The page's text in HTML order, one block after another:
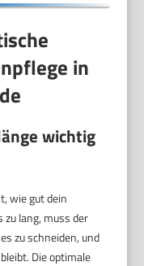
in
wichtig
wie gut dein
lang, muss der
zu schneiden, und
Die optimale